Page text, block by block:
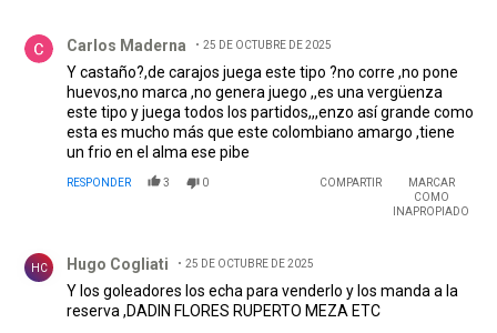
Carlos Maderna 25 DE OCTUBRE DE 2025
Y castaño?,de carajos juega este tipo ?no corre ,no pone
huevos,no marca ,no genera juego ,,es una vergüenza
este tipo y juega todos los partidos,,,enzo así grande como
esta es mucho más que este colombiano amargo ,tiene
un frio en el alma ese pibe
RESPONDER 3 0 COMPARTIR
MARCAR
COMO
INAPROPIADO
HC Hugo Cogliati 25 DE OCTUBRE DE 2025
Y los goleadores los echa para venderlo y los manda a la
reserva ,DADIN FLORES RUPERTO MEZA ETC